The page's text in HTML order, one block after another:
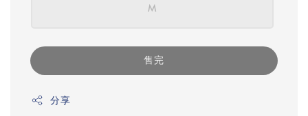
M
售完
分享